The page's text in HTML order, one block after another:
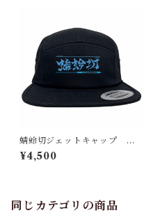
蜻蛉切ジェットキャップ
（刀剣 日本）
¥4,500
同じカテゴリの商品